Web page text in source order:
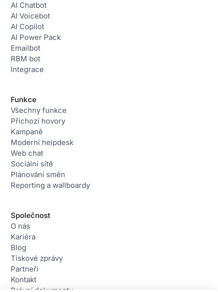
AI Chatbot
AI Voicebot
AI Copilot
AI Power Pack
Emailbot
RBM bot
Integrace
Funkce
Všechny funkce
Příchozí hovory
Kampaně
Moderní helpdesk
Web chat
Sociální sítě
Plánování směn
Reporting a wallboardy
Společnost
O nás
Kariéra
Blog
Tiskové zprávy
Partneři
Kontakt